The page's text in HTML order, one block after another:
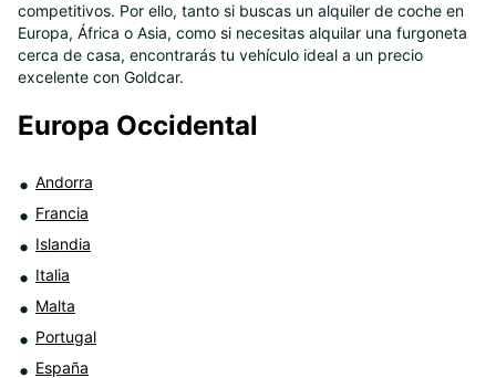
competitivos. Por ello, tanto si buscas un alquiler de coche en
Europa, África o Asia, como si necesitas alquilar una furgoneta
cerca de casa, encontrarás tu vehículo ideal a un precio
excelente con Goldcar.
Europa Occidental
Andorra
Francia
Islandia
Italia
Malta
Portugal
España